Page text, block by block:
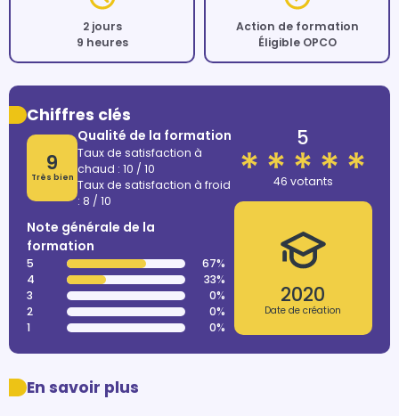
2 jours
9 heures
Action de formation
Éligible OPCO
Chiffres clés
9
Très bien
Qualité de la formation
Taux de satisfaction à
chaud : 10 / 10
Taux de satisfaction à froid
: 8 / 10
Note générale de la
formation
5
67%
4
33%
3
0%
2
0%
1
0%
5
46 votants
2020
Date de création
En savoir plus